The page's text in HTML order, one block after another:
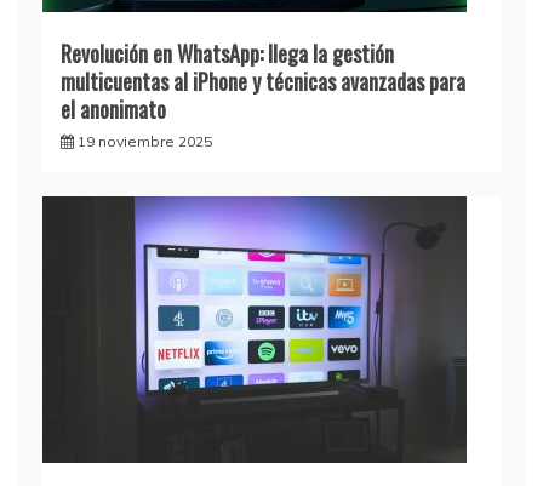
Revolución en WhatsApp: llega la gestión
multicuentas al iPhone y técnicas avanzadas para
el anonimato
19 noviembre 2025